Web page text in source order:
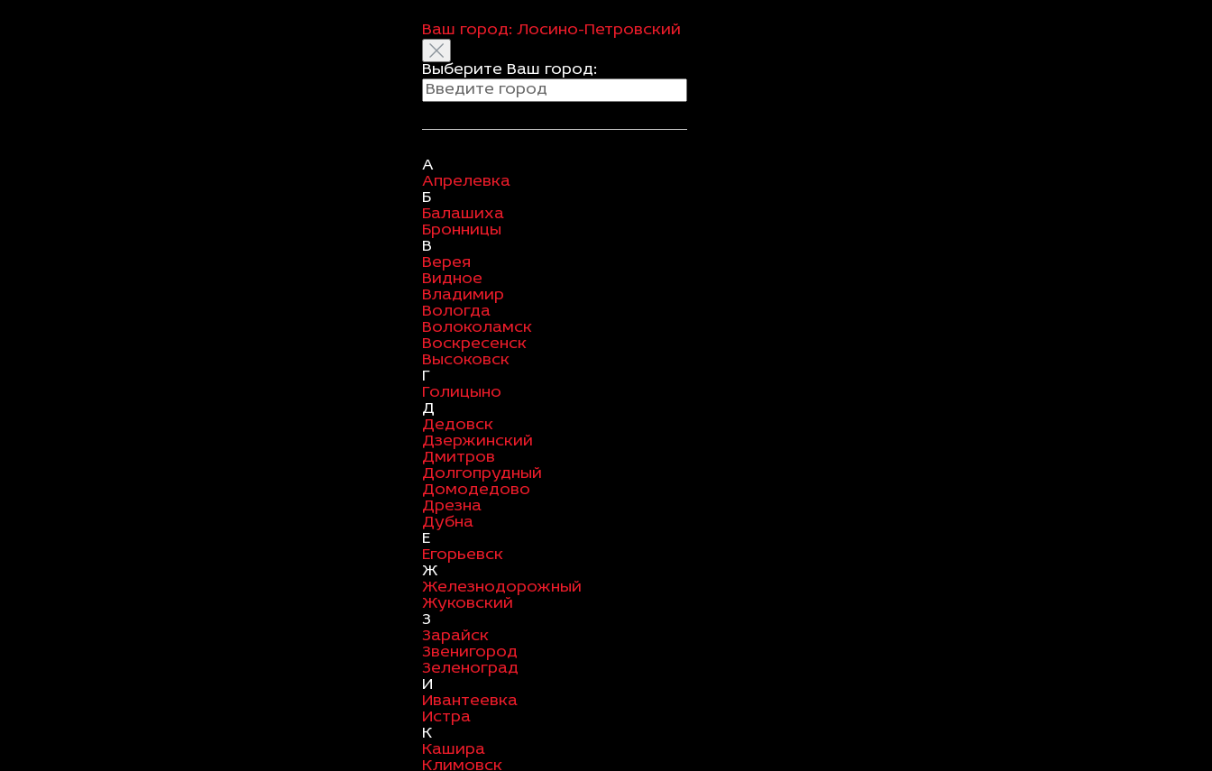
Ваш город: Лосино-Петровский
Выберите Ваш город:
А
Апрелевка
Б
Балашиха
Бронницы
В
Верея
Видное
Владимир
Вологда
Волоколамск
Воскресенск
Высоковск
Г
Голицыно
Д
Дедовск
Дзержинский
Дмитров
Долгопрудный
Домодедово
Дрезна
Дубна
Е
Егорьевск
Ж
Железнодорожный
Жуковский
З
Зарайск
Звенигород
Зеленоград
И
Ивантеевка
Истра
К
Кашира
Климовск